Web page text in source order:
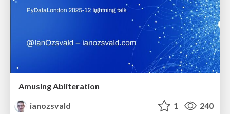
Amusing Abliteration
ianozsvald
1 240